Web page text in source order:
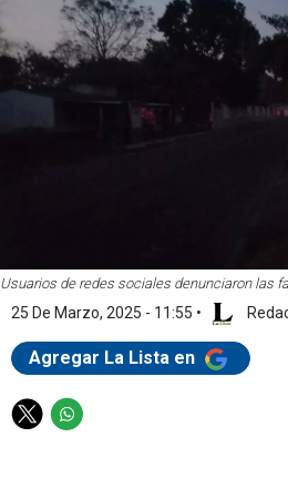
Usuarios de redes sociales denunciaron las
25 De Marzo, 2025 - 11:55 •
Agregar La Lista en
T
W